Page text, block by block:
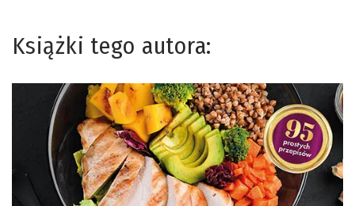
Książki tego autora: